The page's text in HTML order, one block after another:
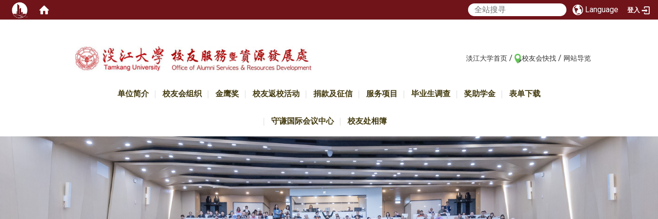
Language 登入
淡江大学首页 / 校友会快找 / 网站导览
单位简介 校友会组织 金鹰奖 校友返校活动 捐款及征信 服务项目 毕业生调查 奖助学金 表单下载
守谦国际会议中心 校友处相簿